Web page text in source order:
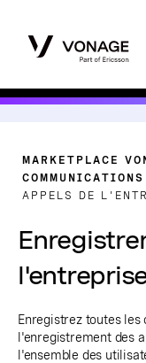
MARKETPLACE
COMMUNICATIONS
APPELS DE
Enregistrez toutes
l'enregistrement des
l'ensemble des